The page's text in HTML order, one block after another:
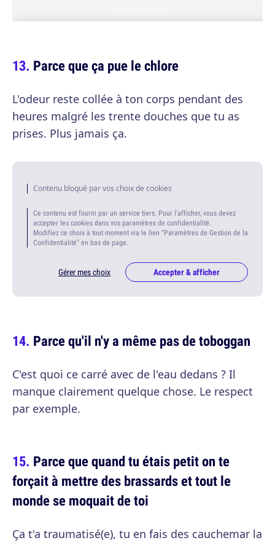
Parce que ça pue le chlore
L'odeur reste collée à ton corps pendant des
heures malgré les trente douches que tu as
prises. Plus jamais ça.
Contenu bloqué par vos choix de cookies
Ce contenu est fourni par un service tiers. Pour l'afficher, vous devez
accepter les cookies dans vos paramètres de confidentialité.
Modifiez ce choix à tout moment via le lien "Paramètres de Gestion de la
Confidentialité" en bas de page.
Gérer mes choix Accepter & afficher
Parce qu'il n'y a même pas de toboggan
C'est quoi ce carré avec de l'eau dedans ? Il
manque clairement quelque chose. Le respect
par exemple.
Parce que quand tu étais petit on te
forçait à mettre des brassards et tout le
monde se moquait de toi
Ça t'a traumatisé(e), tu en fais des cauchemar la